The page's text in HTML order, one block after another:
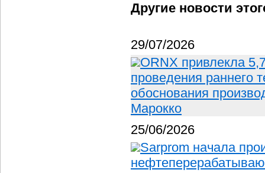
Другие новости
29/07/2026
ORNX привлекла
проведения раннего
обоснования
Марокко
25/06/2026
Sarprom начала